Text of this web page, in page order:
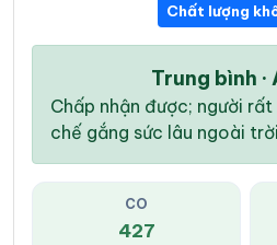
Chất lượng
Trung bình ·
Chấp nhận được; người
chế gắng sức lâu ngoài
CO
427